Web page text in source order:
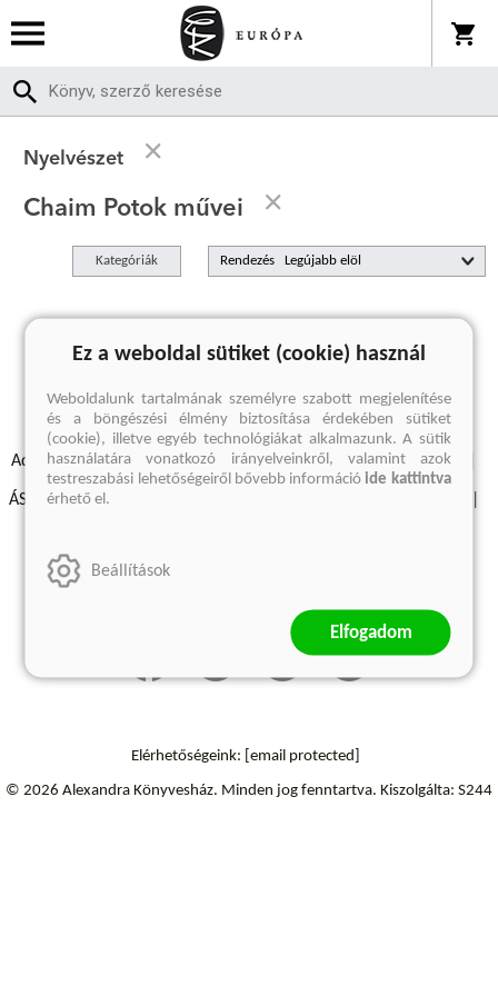
Nyelvészet
Chaim Potok művei
Kategóriák Rendezés
A keresett kifejezésre nincs találat
Adatvédelmi szabályzatok Elállási felmondási nyilatkozat
ÁSZF - Vásárlási feltételek
Szállítási információk
Elérhetőségeink: [email protected]
© 2026 Alexandra Könyvesház. Minden jog fenntartva. Kiszolgálta: S244
Ez a weboldal sütiket (cookie) használ
Weboldalunk tartalmának személyre szabott megjelenítése
és a böngészési élmény biztosítása érdekében sütiket
(cookie), illetve egyéb technológiákat alkalmazunk. A sütik
használatára vonatkozó irányelveinkről, valamint azok
testreszabási lehetőségeiről bővebb információide kattintva
érhető el.
Beállítások
Elfogadom